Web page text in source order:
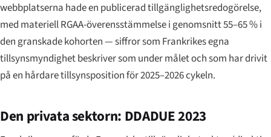
webbplatserna hade en publicerad tillgänglighetsredogörelse,
med materiell RGAA-överensstämmelse i genomsnitt 55–65 % i
den granskade kohorten — siffror som Frankrikes egna
tillsynsmyndighet beskriver som under målet och som har drivit
på en hårdare tillsynsposition för 2025–2026 cykeln.
Den privata sektorn: DDADUE 2023